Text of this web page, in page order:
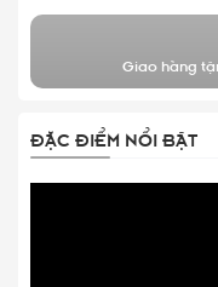
Giao hàng
ĐẶC ĐIỂM NỔI BẬT